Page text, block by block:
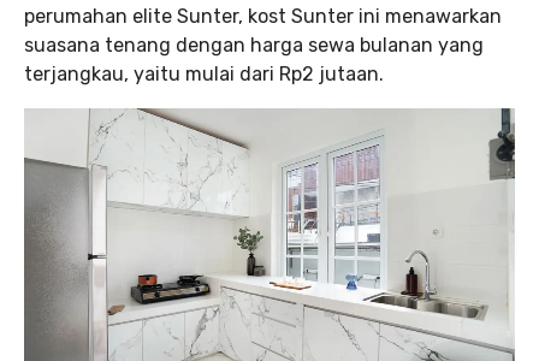
perumahan elite Sunter, kost Sunter ini menawarkan
suasana tenang dengan harga sewa bulanan yang
terjangkau, yaitu mulai dari Rp2 jutaan.